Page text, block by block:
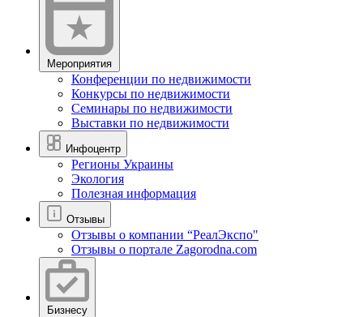
Мероприятия
Конференции по недвижимости
Конкурсы по недвижимости
Семинары по недвижимости
Выставки по недвижимости
Инфоцентр
Регионы Украины
Экология
Полезная информация
Отзывы
Отзывы о компании “РеалЭкспо"
Отзывы о портале Zagorodna.com
Бизнесу